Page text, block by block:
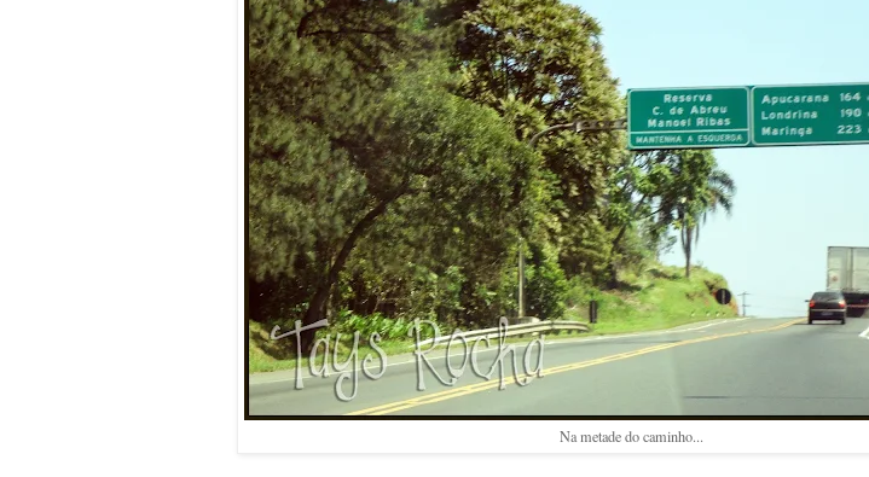
Na metade do caminho...